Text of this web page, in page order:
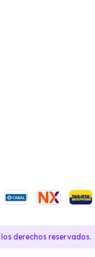
derechos reservados.